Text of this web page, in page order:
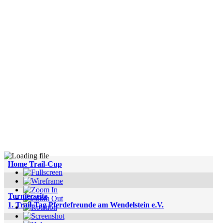
Home Trail-Cup
Turnierseite
1. Trail-Tag Pferdefreunde am Wendelstein e.V.